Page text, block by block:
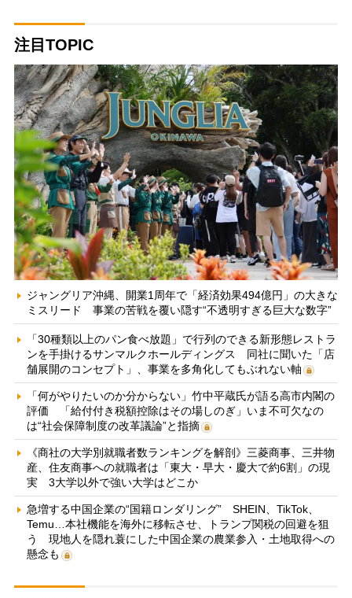
注目TOPIC
ジャングリア沖縄、開業1周年で「経済効果494億円」の大きな
ミスリード 事業の苦戦を覆い隠す“不透明すぎる巨大な数字”
「30種類以上のパン食べ放題」で行列のできる新形態レストラ
ンを手掛けるサンマルクホールディングス 同社に聞いた「店
舗展開のコンセプト」、事業を多角化してもぶれない軸
「何がやりたいのか分からない」竹中平蔵氏が語る高市内閣の
評価 「給付付き税額控除はその場しのぎ」いま不可欠なの
は“社会保障制度の改革議論”と指摘
《商社の大学別就職者数ランキングを解剖》三菱商事、三井物
産、住友商事への就職者は「東大・早大・慶大で約6割」の現
実 3大学以外で強い大学はどこか
急増する中国企業の“国籍ロンダリング” SHEIN、TikTok、
Temu…本社機能を海外に移転させ、トランプ関税の回避を狙
う 現地人を隠れ蓑にした中国企業の農業参入・土地取得への
懸念も